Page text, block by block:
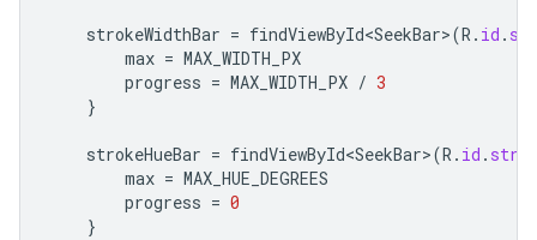
strokeWidthBar = findViewById<SeekBar>(R . id .
max = MAX_WIDTH_PX
progress = MAX_WIDTH_PX / 3
}
strokeHueBar = findViewById<SeekBar>(R . id .
max = MAX_HUE_DEGREES
progress = 0
}